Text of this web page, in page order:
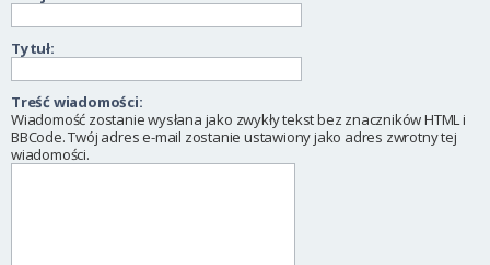
Tytuł:
Treść wiadomości:
Wiadomość zostanie wysłana jako zwykły tekst bez znaczników HTML i
BBCode. Twój adres e-mail zostanie ustawiony jako adres zwrotny tej
wiadomości.